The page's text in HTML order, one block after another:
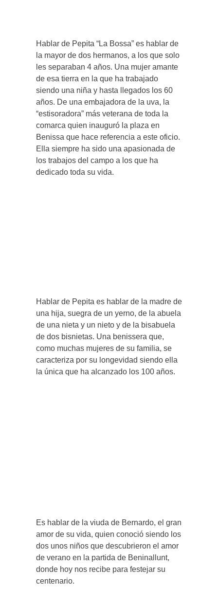
Hablar de Pepita “La Bossa” es hablar de
la mayor de dos hermanos, a los que solo
les separaban 4 años. Una mujer amante
de esa tierra en la que ha trabajado
siendo una niña y hasta llegados los 60
años. De una embajadora de la uva, la
“estisoradora” más veterana de toda la
comarca quien inauguró la plaza en
Benissa que hace referencia a este oficio.
Ella siempre ha sido una apasionada de
los trabajos del campo a los que ha
dedicado toda su vida.
Hablar de Pepita es hablar de la madre de
una hija, suegra de un yerno, de la abuela
de una nieta y un nieto y de la bisabuela
de dos bisnietas. Una benissera que,
como muchas mujeres de su familia, se
caracteriza por su longevidad siendo ella
la única que ha alcanzado los 100 años.
Es hablar de la viuda de Bernardo, el gran
amor de su vida, quien conoció siendo los
dos unos niños que descubrieron el amor
de verano en la partida de Beninallunt,
donde hoy nos recibe para festejar su
centenario.